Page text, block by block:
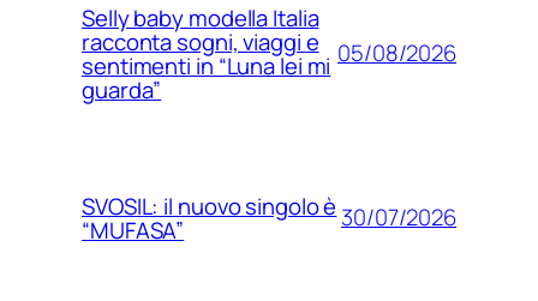
Selly baby modella Italia
racconta sogni, viaggi e
sentimenti in “Luna lei mi
guarda”
05/08/2026
SVOSIL: il nuovo singolo è
“MUFASA” 30/07/2026